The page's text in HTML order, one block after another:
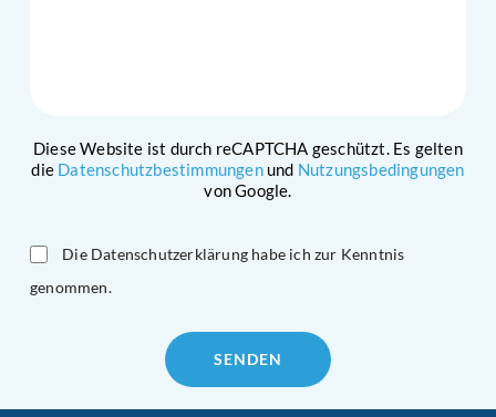
Diese Website ist durch reCAPTCHA geschützt. Es gelten
die Datenschutzbestimmungenund Nutzungsbedingungen
von Google.
Die Datenschutzerklärung habe ich zur Kenntnis
genommen.
empty.